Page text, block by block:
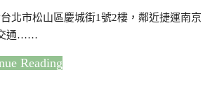
北市松山區慶城街1號2樓，鄰近捷運南京
通……
Reading